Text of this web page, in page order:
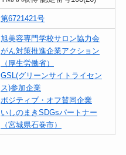
第6721421号
旭美容専門学校サロン協力会
がん対策推進企業アクション
（厚生労働省）
GSL(グリーンサイトライセン
ス)参加企業
ポジティブ・オフ賛同企業
いしのまきSDGsパートナー
（宮城県石巻市）